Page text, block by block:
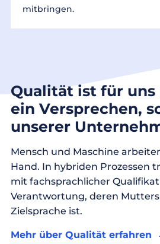
mitbringen.
Qualität ist für
ein Versprechen,
unserer
Mensch und Maschine
Hand. In hybriden Prozessen
mit fachsprachlicher
Verantwortung, deren
Zielsprache ist.
Mehr über Qualität erfahren